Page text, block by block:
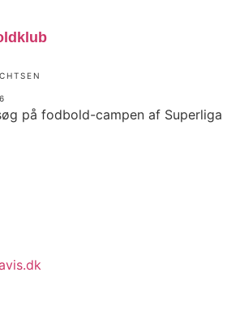
på fodbold-campen af Superliga